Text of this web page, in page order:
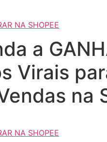
NA SHOPEE
a
Virais
na
NA SHOPEE